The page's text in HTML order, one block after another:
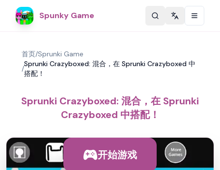
Spunky Game Change
首页/Sprunki Game
/
Sprunki Crazyboxed: 混合，在 Sprunki Crazyboxed 中
搭配！
Sprunki Crazyboxed: 混合，在 Sprunki
Crazyboxed 中搭配！
开始游戏